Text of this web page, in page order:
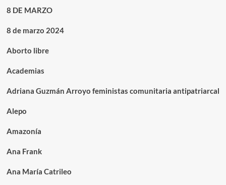
8 DE MARZO
8 de marzo 2024
Aborto libre
Academias
Adriana Guzmán Arroyo feministas comunitaria antipatriarcal
Alepo
Amazonía
Ana Frank
Ana María Catrileo